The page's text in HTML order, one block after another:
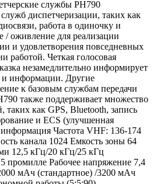
службы PH790
диспетчеризации, таких как
работа в одиночку и
/ оживление для реализации
и удовлетворения повседневных
работой. Четкая голосовая
незамедлительно информирует
и информации. Другие
к базовым службам передачи
также поддерживает множество
как GPS, Bluetooth, запись
и ECS (улучшенная
Частота VHF: 136-174
канала 1024 Емкость зоны 64
12,5 кГц/20 кГц/25 кГц
промилле Рабочее напряжение 7,4
мАч (стандартное) /3200 мАч